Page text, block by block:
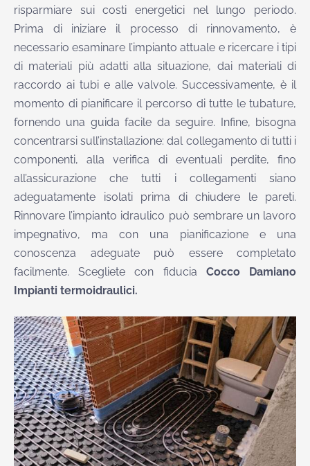
risparmiare sui costi energetici nel lungo periodo.
Prima di iniziare il processo di rinnovamento, è
necessario esaminare l’impianto attuale e ricercare i tipi
di materiali più adatti alla situazione, dai materiali di
raccordo ai tubi e alle valvole. Successivamente, è il
momento di pianificare il percorso di tutte le tubature,
fornendo una guida facile da seguire. Infine, bisogna
concentrarsi sull’installazione: dal collegamento di tutti i
componenti, alla verifica di eventuali perdite, fino
all’assicurazione che tutti i collegamenti siano
adeguatamente isolati prima di chiudere le pareti.
Rinnovare l’impianto idraulico può sembrare un lavoro
impegnativo, ma con una pianificazione e una
conoscenza adeguate può essere completato
facilmente. Scegliete con fiducia Cocco Damiano
Impianti termoidraulici.